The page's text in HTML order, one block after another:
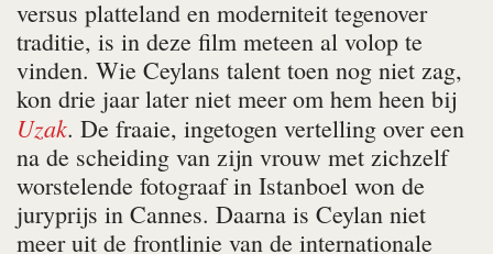
versus platteland en moderniteit tegenover
traditie, is in deze film meteen al volop te
vinden. Wie Ceylans talent toen nog niet zag,
kon drie jaar later niet meer om hem heen bij
Uzak. De fraaie, ingetogen vertelling over een
na de scheiding van zijn vrouw met zichzelf
worstelende fotograaf in Istanboel won de
juryprijs in Cannes. Daarna is Ceylan niet
meer uit de frontlinie van de internationale